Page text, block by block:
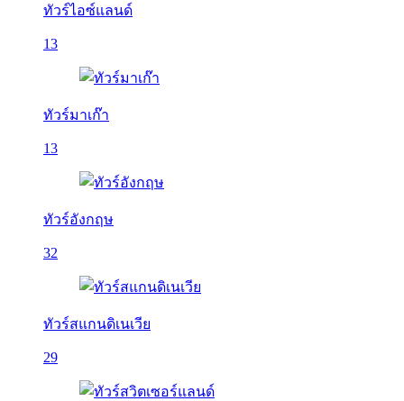
ทัวร์ไอซ์แลนด์
13
ทัวร์มาเก๊า
13
ทัวร์อังกฤษ
32
ทัวร์สแกนดิเนเวีย
29